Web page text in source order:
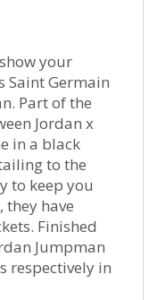
your
Saint Germain
Part of the
Jordan x
in a black
to the
to keep you
they have
Finished
Jumpman
respectively in